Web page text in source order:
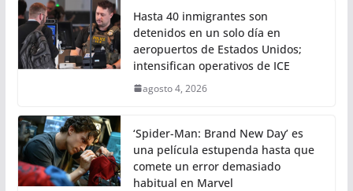
Hasta 40 inmigrantes son
detenidos en un solo día en
aeropuertos de Estados Unidos;
intensifican operativos de ICE
agosto 4, 2026
‘Spider-Man: Brand New Day’ es
una película estupenda hasta que
comete un error demasiado
habitual en Marvel